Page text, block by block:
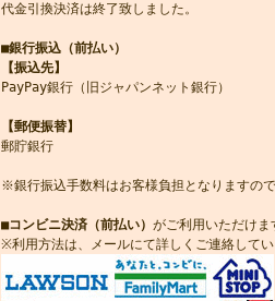
代金引換決済は終了致しました。
■銀行振込（前払い）
【振込先】
PayPay銀行（旧ジャパンネット銀行）
【郵便振替】
郵貯銀行
※銀行振込手数料はお客様負担となりますの
■コンビニ決済（前払い） がご利用いただけま
※利用方法は、メールにて詳しくご連絡してい